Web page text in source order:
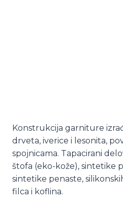
Konstrukcija garniture
drveta, iverice i lesonita,
spojnicama. Tapacirani
štofa (eko-kože), sintetike
sintetike penaste,
filca i koflina.